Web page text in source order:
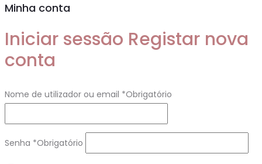
Minha conta
Iniciar sessão Registar nova
conta
Nome de utilizador ou email *Obrigatório
Senha *Obrigatório